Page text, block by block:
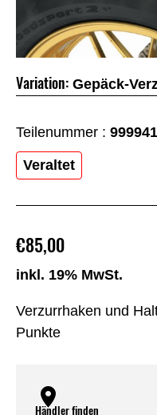
Verzurrhaken und
Punkte
€85,00
inkl. 19% MwSt.
Variation: Gepäck-
Teilenummer :
Veraltet
Händler finden